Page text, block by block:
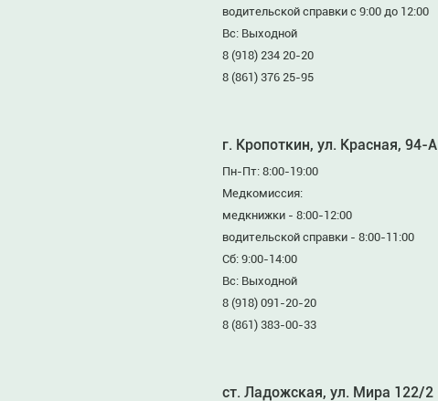
водительской справки с 9:00 до 12:00
Вс: Выходной
8 (918) 234 20-20
8 (861) 376 25-95
г. Кропоткин, ул. Красная, 94-А
Пн-Пт: 8:00-19:00
Медкомиссия:
медкнижки - 8:00-12:00
водительской справки - 8:00-11:00
Сб: 9:00-14:00
Вс: Выходной
8 (918) 091-20-20
8 (861) 383-00-33
ст. Ладожская, ул. Мира 122/2